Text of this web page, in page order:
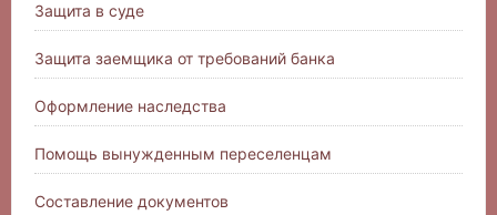
Защита в суде
Защита заемщика от требований банка
Оформление наследства
Помощь вынужденным переселенцам
Составление документов